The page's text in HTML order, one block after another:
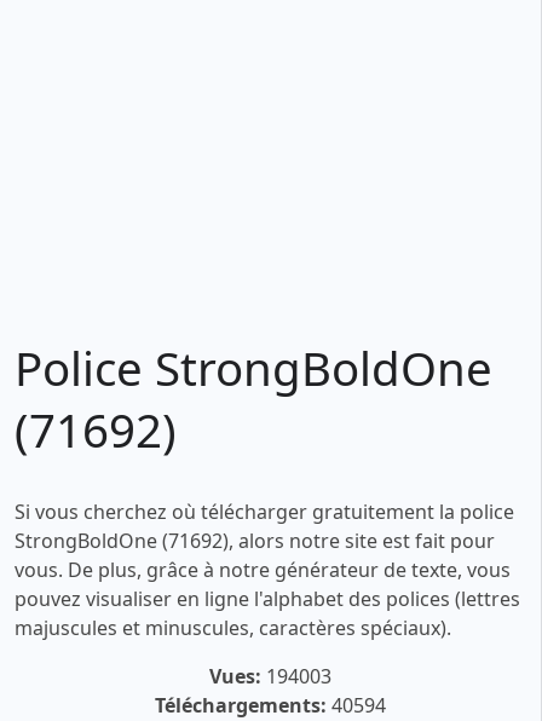
Police StrongBoldOne
(71692)
Si vous cherchez où télécharger gratuitement la police
StrongBoldOne (71692), alors notre site est fait pour
vous. De plus, grâce à notre générateur de texte, vous
pouvez visualiser en ligne l'alphabet des polices (lettres
majuscules et minuscules, caractères spéciaux).
Vues: 194003
Téléchargements: 40594